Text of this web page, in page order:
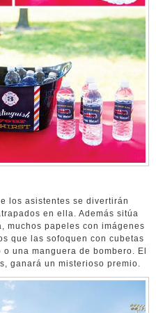
los asistentes se divertirán
en ella. Además sitúa
muchos papeles con imágenes
que las sofoquen con cubetas
una manguera de bombero. El
ganará un misterioso premio.